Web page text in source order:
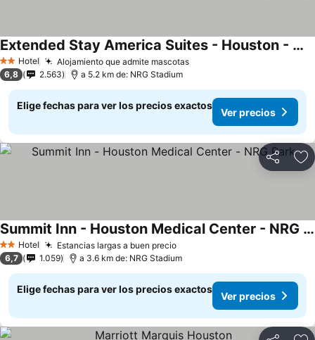
2 Estrellas
Hotel Alojamiento que admite mascotasVer precios
Extended Stay America Suites - Houston - Med Ctr - Greenway Plaza
Ver precios
6,8 2.563 a 5.2 km de: NRG Stadium
Elige fechas para ver los precios exactos
Ver precios
Compartir
2 Estrellas
Hotel Estancias largas a buen precioVer precios
Summit Inn - Houston Medical Center - NRG Park
Ver precios
6,7 1.059 a 3.6 km de: NRG Stadium
Elige fechas para ver los precios exactos
Ver precios